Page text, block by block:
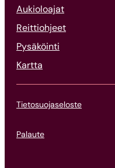
Aukioloajat
Reittiohjeet
Pysäköinti
Kartta
Tietosuojaseloste
Palaute